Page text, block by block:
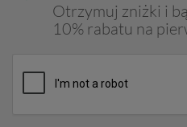
Otrzymuj zniżki i
10% rabatu na